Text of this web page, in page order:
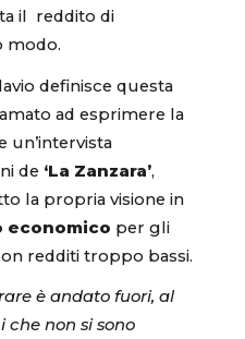
il reddito di
modo.
definisce questa
ad esprimere la
un’intervista
de ‘La Zanzara’,
la propria visione in
economico per gli
redditi troppo bassi.
è andato fuori, al
che non si sono